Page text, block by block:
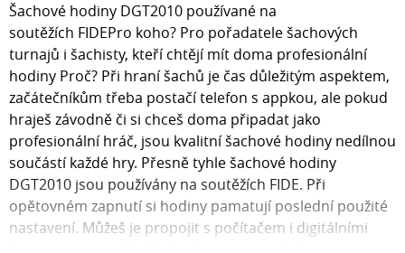
Šachové hodiny DGT2010 používané na
soutěžích FIDEPro koho? Pro pořadatele šachových
turnajů i šachisty, kteří chtějí mít doma profesionální
hodiny Proč? Při hraní šachů je čas důležitým aspektem,
začátečníkům třeba postačí telefon s appkou, ale pokud
hraješ závodně či si chceš doma připadat jako
profesionální hráč, jsou kvalitní šachové hodiny nedílnou
součástí každé hry. Přesně tyhle šachové hodiny
DGT2010 jsou používány na soutěžích FIDE. Při
opětovném zapnutí si hodiny pamatují poslední použité
nastavení. Můžeš je propojit s počítačem i digitálními